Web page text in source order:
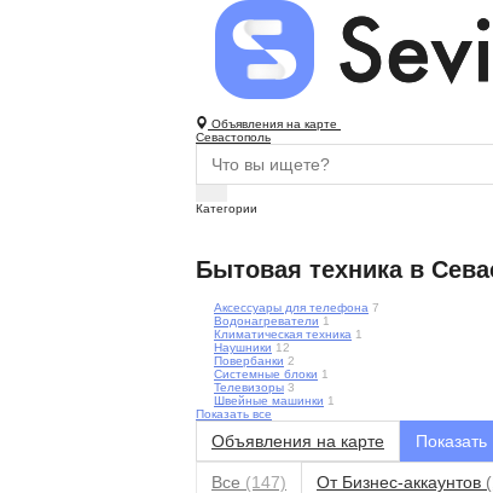
Объявления на карте
Севастополь
Категории
Бытовая техника в
Аксессуары для телефона 7
Водонагреватели 1
Климатическая техника 1
Наушники 12
Повербанки 2
Системные блоки 1
Телевизоры 3
Швейные машинки 1
Показать все
Объявления на карте
Все (147) От Бизнес-аккаунтов